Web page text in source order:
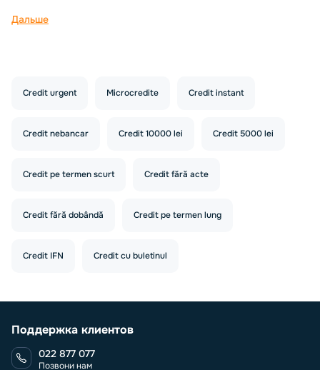
Дальше
Credit urgent Microcredite Credit instant
Credit nebancar Credit 10000 lei Credit 5000 lei
Credit pe termen scurt Credit fără acte
Credit fără dobândă Credit pe termen lung
Credit IFN Credit cu buletinul
Поддержка клиентов
022 877 077
Позвони нам